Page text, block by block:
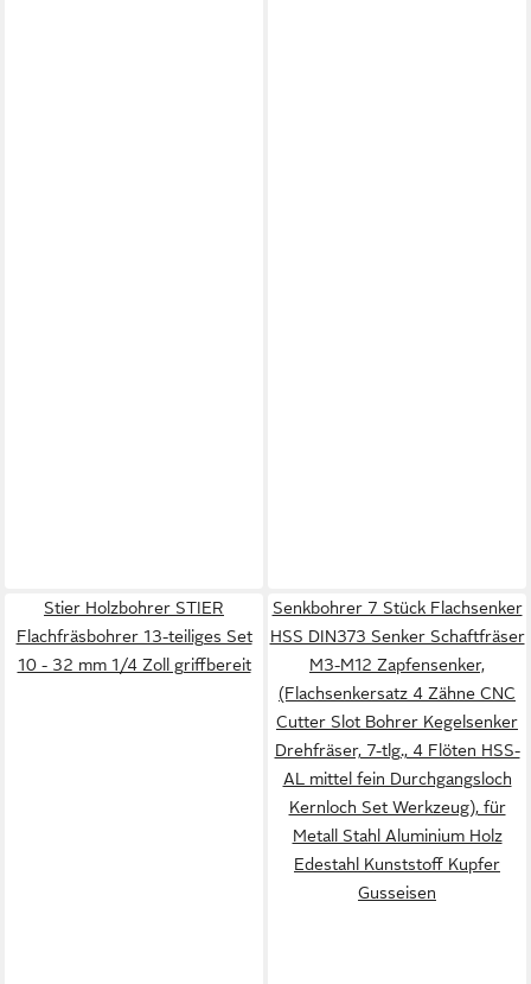
Stier Holzbohrer STIER
Flachfräsbohrer 13-teiliges Set
10 - 32 mm 1/4 Zoll griffbereit
Senkbohrer 7 Stück Flachsenker
HSS DIN373 Senker Schaftfräser
M3-M12 Zapfensenker,
(Flachsenkersatz 4 Zähne CNC
Cutter Slot Bohrer Kegelsenker
Drehfräser, 7-tlg., 4 Flöten HSS-
AL mittel fein Durchgangsloch
Kernloch Set Werkzeug), für
Metall Stahl Aluminium Holz
Edestahl Kunststoff Kupfer
Gusseisen